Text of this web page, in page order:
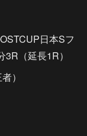
日本Sフ
（延長1R）
）